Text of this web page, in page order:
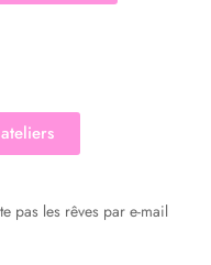
pas les rêves par e-mail